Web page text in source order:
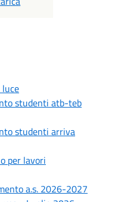
studenti atb-teb
studenti arriva
per lavori
a.s. 2026-2027